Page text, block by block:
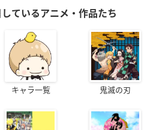
ているアニメ・作品たち
キャラ一覧 鬼滅の刃